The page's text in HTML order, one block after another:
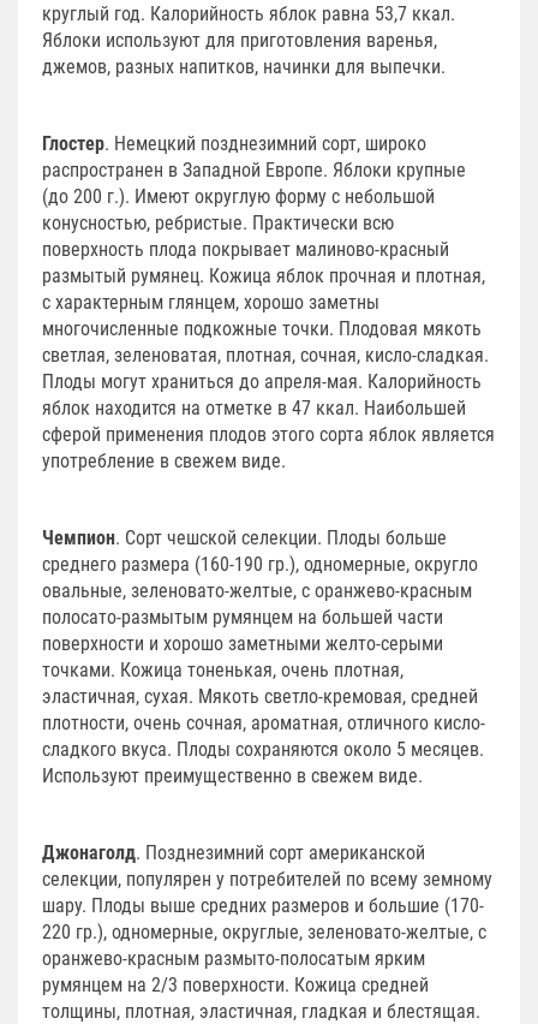
круглый год. Калорийность яблок равна 53,7 ккал.
Яблоки используют для приготовления варенья,
джемов, разных напитков, начинки для выпечки.
Глостер. Немецкий позднезимний сорт, широко
распространен в Западной Европе. Яблоки крупные
(до 200 г.). Имеют округлую форму с небольшой
конусностью, ребристые. Практически всю
поверхность плода покрывает малиново-красный
размытый румянец. Кожица яблок прочная и плотная,
с характерным глянцем, хорошо заметны
многочисленные подкожные точки. Плодовая мякоть
светлая, зеленоватая, плотная, сочная, кисло-сладкая.
Плоды могут храниться до апреля-мая. Калорийность
яблок находится на отметке в 47 ккал. Наибольшей
сферой применения плодов этого сорта яблок является
употребление в свежем виде.
Чемпион. Сорт чешской селекции. Плоды больше
среднего размера (160-190 гр.), одномерные, округло
овальные, зеленовато-желтые, с оранжево-красным
полосато-размытым румянцем на большей части
поверхности и хорошо заметными желто-серыми
точками. Кожица тоненькая, очень плотная,
эластичная, сухая. Мякоть светло-кремовая, средней
плотности, очень сочная, ароматная, отличного кисло-
сладкого вкуса. Плоды сохраняются около 5 месяцев.
Используют преимущественно в свежем виде.
Джонаголд. Позднезимний сорт американской
селекции, популярен у потребителей по всему земному
шару. Плоды выше средних размеров и большие (170-
220 гр.), одномерные, округлые, зеленовато-желтые, с
оранжево-красным размыто-полосатым ярким
румянцем на 2/3 поверхности. Кожица средней
толщины, плотная, эластичная, гладкая и блестящая.